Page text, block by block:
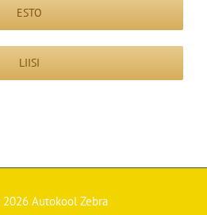
ESTO
LIISI
2026 Autokool Zebra